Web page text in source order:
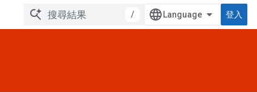
/ 登入